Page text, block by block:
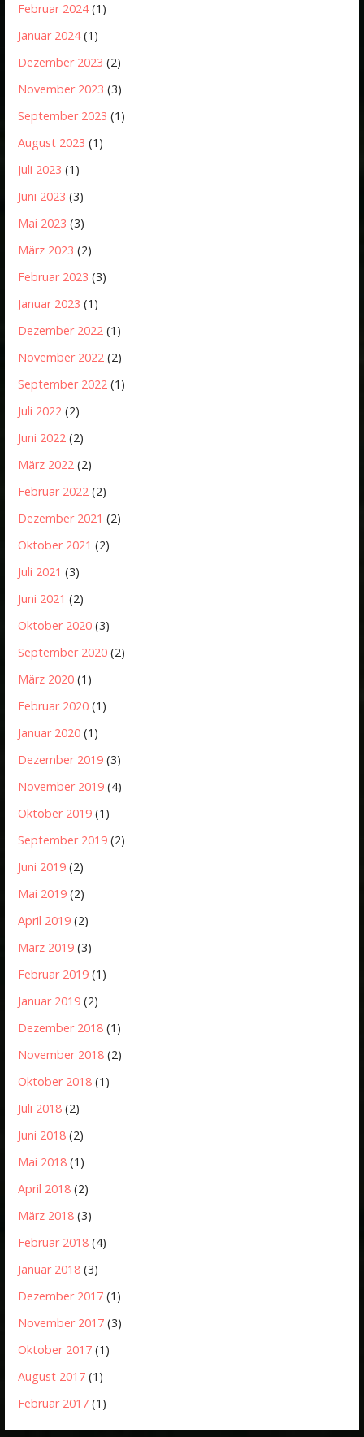
Februar 2024(1)
Januar 2024(1)
Dezember 2023 (2)
November 2023 (3)
September 2023 (1)
August 2023 (1)
Juli 2023 (1)
Juni 2023 (3)
Mai 2023 (3)
März 2023 (2)
Februar 2023 (3)
Januar 2023 (1)
Dezember 2022 (1)
November 2022 (2)
September 2022 (1)
Juli 2022 (2)
Juni 2022 (2)
März 2022 (2)
Februar 2022 (2)
Dezember 2021 (2)
Oktober 2021 (2)
Juli 2021 (3)
Juni 2021 (2)
Oktober 2020 (3)
September 2020 (2)
März 2020 (1)
Februar 2020 (1)
Januar 2020 (1)
Dezember 2019 (3)
November 2019 (4)
Oktober 2019 (1)
September 2019 (2)
Juni 2019 (2)
Mai 2019 (2)
April 2019 (2)
März 2019 (3)
Februar 2019 (1)
Januar 2019 (2)
Dezember 2018 (1)
November 2018 (2)
Oktober 2018 (1)
Juli 2018 (2)
Juni 2018 (2)
Mai 2018 (1)
April 2018 (2)
März 2018 (3)
Februar 2018 (4)
Januar 2018 (3)
Dezember 2017 (1)
November 2017 (3)
Oktober 2017 (1)
August 2017 (1)
Februar 2017 (1)